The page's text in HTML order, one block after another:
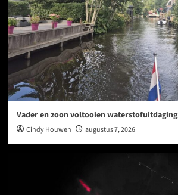
Vader en zoon voltooien waterstofuitdaging
Cindy Houwen augustus 7, 2026